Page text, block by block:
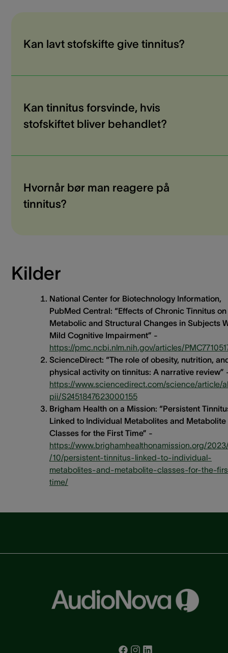
Kan lavt stofskifte give tinnitus?
Kan tinnitus forsvinde, hvis
stofskiftet bliver behandlet?
Hvornår bør man reagere på
tinnitus?
Kilder
National Center for Biotechnology Information,
PubMed Central: “Effects of Chronic Tinnitus on
Metabolic and Structural Changes in Subjects
Mild Cognitive Impairment” -
https://pmc.ncbi.nlm.nih.gov/articles/
ScienceDirect: “The role of obesity, nutrition,
physical activity on tinnitus: A narrative review”
https://www.sciencedirect.com/science/article/
pii/S2451847623000155
Brigham Health on a Mission: “Persistent
Linked to Individual Metabolites and Metabolite
Classes for the First Time” -
https://www.brighamhealthonamission.org/
/10/persistent-tinnitus-linked-to-individual-
metabolites-and-metabolite-classes-for-the-
time/